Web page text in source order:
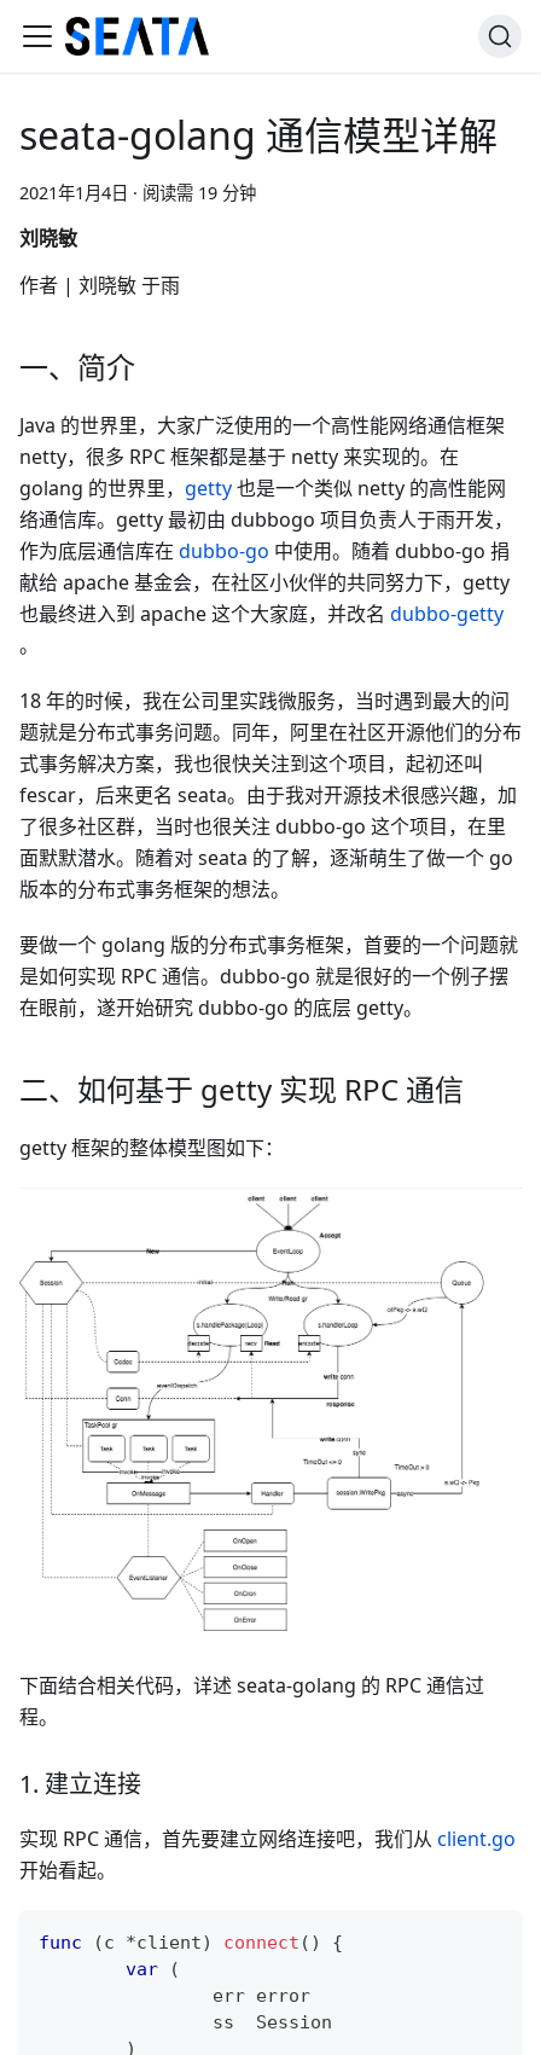
seata-golang 通信模型详解
2021年1月4日 · 阅读需 19 分钟
刘晓敏
作者 | 刘晓敏 于雨
一、简介
Java 的世界里，大家广泛使用的一个高性能网络通信框架
netty，很多 RPC 框架都是基于 netty 来实现的。在
golang 的世界里， getty也是一个类似 netty 的高性能网
络通信库。getty 最初由 dubbogo 项目负责人于雨开发，
作为底层通信库在 dubbo-go 中使用。随着 dubbo-go 捐
献给 apache 基金会，在社区小伙伴的共同努力下，getty
也最终进入到 apache 这个大家庭，并改名 dubbo-getty
。
18 年的时候，我在公司里实践微服务，当时遇到最大的问
题就是分布式事务问题。同年，阿里在社区开源他们的分布
式事务解决方案，我也很快关注到这个项目，起初还叫
fescar，后来更名 seata。由于我对开源技术很感兴趣，加
了很多社区群，当时也很关注 dubbo-go 这个项目，在里
面默默潜水。随着对 seata 的了解，逐渐萌生了做一个 go
版本的分布式事务框架的想法。
要做一个 golang 版的分布式事务框架，首要的一个问题就
是如何实现 RPC 通信。dubbo-go 就是很好的一个例子摆
在眼前，遂开始研究 dubbo-go 的底层 getty。
二、如何基于 getty 实现 RPC 通信
getty 框架的整体模型图如下：
下面结合相关代码，详述 seata-golang 的 RPC 通信过
程。
1. 建立连接
实现 RPC 通信，首先要建立网络连接吧，我们从 client.go
开始看起。
func (c *client) connect ( )
{
var
(
		err
error
		ss  Session
)